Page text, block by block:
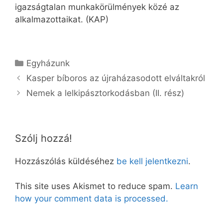
igazságtalan munkakörülmények közé az
alkalmazottaikat. (KAP)
Kategória
Egyházunk
Kasper bíboros az újraházasodott elváltakról
Nemek a lelkipásztorkodásban (II. rész)
Szólj hozzá!
Hozzászólás küldéséhez be kell jelentkezni.
This site uses Akismet to reduce spam. Learn
how your comment data is processed.